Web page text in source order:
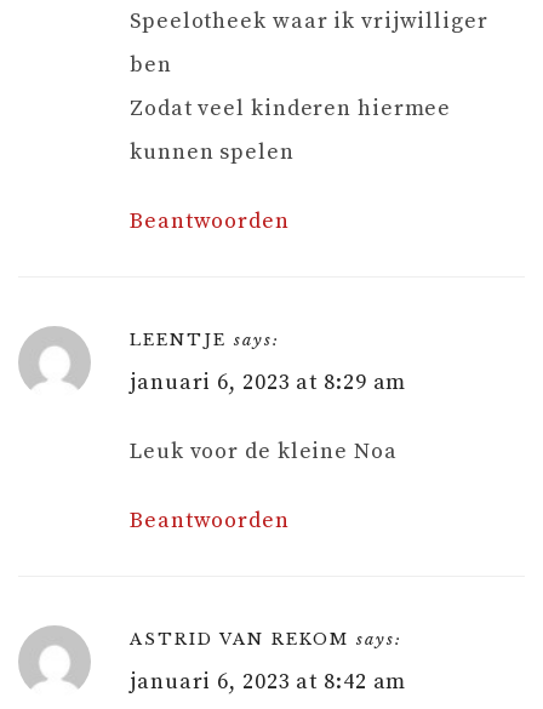
Speelotheek waar ik vrijwilliger
ben
Zodat veel kinderen hiermee
kunnen spelen
Beantwoorden
LEENTJE says:
januari 6, 2023 at 8:29 am
Leuk voor de kleine Noa
Beantwoorden
ASTRID VAN REKOM says:
januari 6, 2023 at 8:42 am